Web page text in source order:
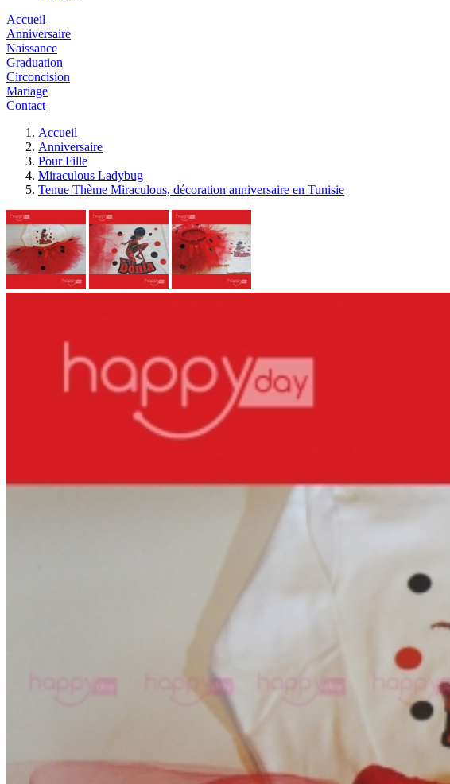
Accueil
Anniversaire
Naissance
Graduation
Circoncision
Mariage
Contact
Accueil
Anniversaire
Pour Fille
Miraculous Ladybug
Tenue Thème Miraculous, décoration anniversaire en Tunisie